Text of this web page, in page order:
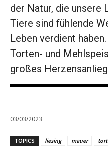
der Natur, die unsere
Tiere sind fühlende
Leben verdient
Torten- und
großes
03/03/2023
TOPICS liesing mauer